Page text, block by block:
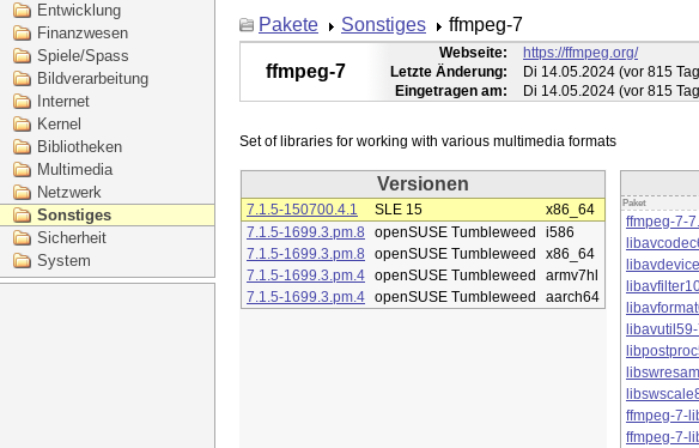
Entwicklung
Finanzwesen
Spiele/Spass
Bildverarbeitung
Internet
Kernel
Bibliotheken
Multimedia
Netzwerk
Sonstiges
Sicherheit
System
Pakete
Sonstiges ffmpeg-7
ffmpeg-7
Webseite:
https://ffmpeg.org/
Letzte Änderung:
Di 14.05.2024 (vor 815
Eingetragen am:
Di 14.05.2024 (vor 815
Versionen
7.1.5-150700.4.1 SLE 15
x86_64
7.1.5-1699.3.pm.8
openSUSE Tumbleweed
i586
7.1.5-1699.3.pm.8
openSUSE Tumbleweed
x86_64
7.1.5-1699.3.pm.4 openSUSE Tumbleweed
armv7hl
7.1.5-1699.3.pm.4 openSUSE Tumbleweed aarch64
Paket
ffmpeg-7-
ffmpeg-7-
ffmpeg-7-